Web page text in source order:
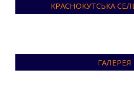
КРАСНОКУТСЬКА
ГАЛЕРЕЯ